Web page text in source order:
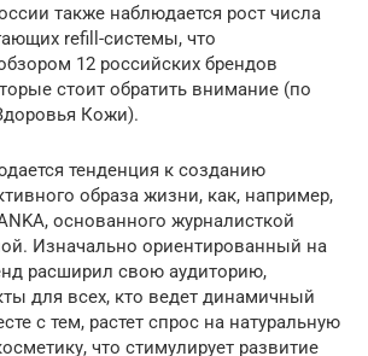
также наблюдается рост числа
refill-системы, что
12 российских брендов
стоит обратить внимание (по
Кожи).
тенденция к созданию
образа жизни, как, например,
основанного журналисткой
Изначально ориентированный на
расширил свою аудиторию,
для всех, кто ведет динамичный
с тем, растет спрос на натуральную
что стимулирует развитие